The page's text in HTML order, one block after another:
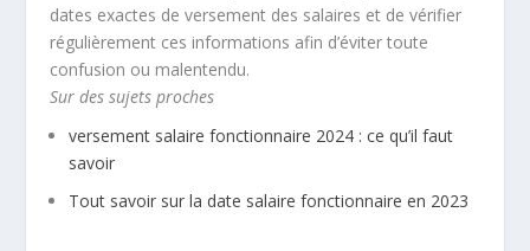
dates exactes de versement des salaires et de vérifier
régulièrement ces informations afin d’éviter toute
confusion ou malentendu.
Sur des sujets proches
versement salaire fonctionnaire 2024 : ce qu’il faut
savoir
Tout savoir sur la date salaire fonctionnaire en 2023